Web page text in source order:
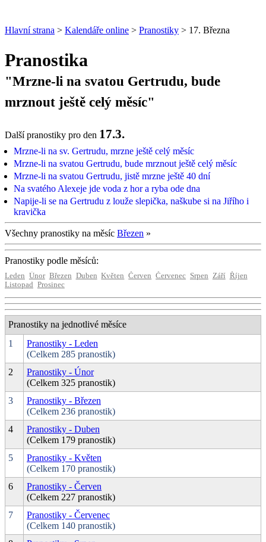
Hlavní strana > Kalendáře online > Pranostiky > 17. Března
Pranostika
"Mrzne-li na svatou Gertrudu, bude
mrznout ještě celý měsíc"
Další pranostiky pro den 17.3.
Mrzne-li na sv. Gertrudu, mrzne ještě celý měsíc
Mrzne-li na svatou Gertrudu, bude mrznout ještě celý měsíc
Mrzne-li na svatou Gertrudu, jistě mrzne ještě 40 dní
Na svatého Alexeje jde voda z hor a ryba ode dna
Napije-li se na Gertrudu z louže slepička, naškube si na Jiřího i
kravička
Všechny pranostiky na měsíc Březen »
Pranostiky podle měsíců:
Leden Únor Březen Duben Květen Červen Červenec Srpen Září Říjen
Listopad Prosinec
Pranostiky na jednotlivé měsíce
1
Pranostiky - Leden
(Celkem 285 pranostik)
2
Pranostiky - Únor
(Celkem 325 pranostik)
3
Pranostiky - Březen
(Celkem 236 pranostik)
4
Pranostiky - Duben
(Celkem 179 pranostik)
5
Pranostiky - Květen
(Celkem 170 pranostik)
6
Pranostiky - Červen
(Celkem 227 pranostik)
7
Pranostiky - Červenec
(Celkem 140 pranostik)